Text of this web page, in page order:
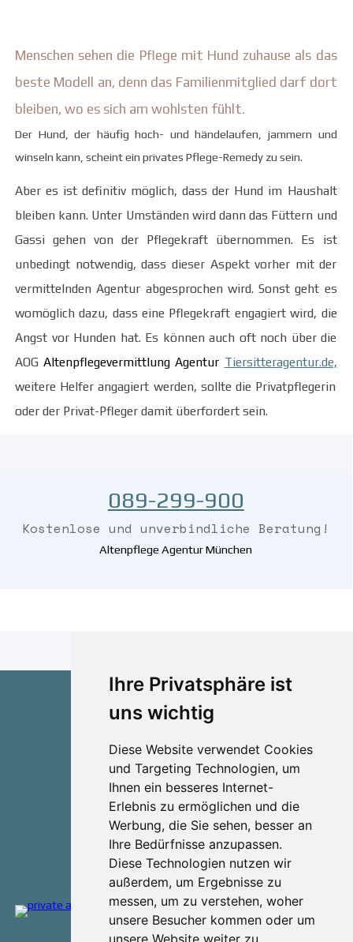
Ihre Privatsphäre ist
uns wichtig
Diese Website verwendet Cookies
und Targeting Technologien, um
Ihnen ein besseres Internet-
Erlebnis zu ermöglichen und die
Werbung, die Sie sehen, besser an
Ihre Bedürfnisse anzupassen.
Diese Technologien nutzen wir
außerdem, um Ergebnisse zu
messen, um zu verstehen, woher
unsere Besucher kommen oder um
unsere Website weiter zu
Menschen sehen die Pflege mit Hund zuhause als das
beste Modell an, denn das Familienmitglied darf dort
bleiben, wo es sich am wohlsten fühlt.
Der Hund, der häufig hoch- und händelaufen, jammern und
winseln kann, scheint ein privates Pflege-Remedy zu sein.
Aber es ist definitiv möglich, dass der Hund im Haushalt
bleiben kann. Unter Umständen wird dann das Füttern und
Gassi gehen von der Pflegekraft übernommen. Es ist
unbedingt notwendig, dass dieser Aspekt vorher mit der
vermittelnden Agentur abgesprochen wird. Sonst geht es
womöglich dazu, dass eine Pflegekraft engagiert wird, die
Angst vor Hunden hat. Es können auch oft noch über die
AOGAltenpflegevermittlung Agentur Tiersitteragentur.de,
weitere Helfer angagiert werden, sollte die Privatpflegerin
oder der Privat-Pfleger damit überfordert sein.
089-299-900
Kostenlose undunverbindlicheBeratung!
Altenpflege Agentur München
Datenschutzerklärung
Private Altenpflege Agentur
ShareFacebookTwitterEmail